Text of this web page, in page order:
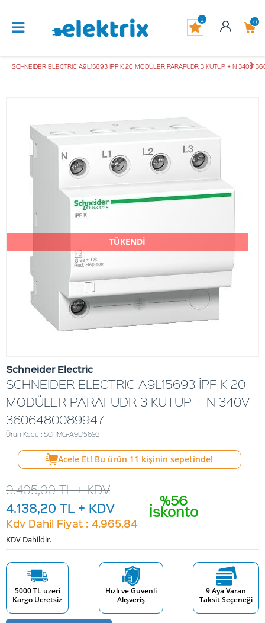
0
2
SCHNEIDER ELECTRIC A9L15693 İPF K 20 MODÜLER PARAFUDR 3 KUTUP + N 340V
TÜKENDİ
Schneider Electric
SCHNEIDER ELECTRIC A9L15693 İPF K 20
MODÜLER PARAFUDR 3 KUTUP + N 340V
3606480089947
Ürün Kodu : SCHMG-A9L15693
Acele Et! Bu ürün 11 kişinin sepetinde!
%56
İskonto
9.405,00TL + KDV
4.138,20 TL + KDV
Kdv Dahil Fiyat : 4.965,84
KDV Dahildir.
5000 TL üzeri
Kargo Ücretsiz
Hızlı ve Güvenli
Alışveriş
9 Aya Varan
Taksit Seçeneği